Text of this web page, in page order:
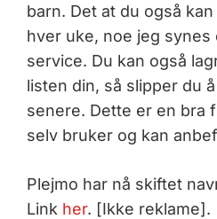
barn. Det at du også
hver uke, noe jeg
service. Du kan også
listen din, så slipper du
senere. Dette er en bra
selv bruker og kan
Plejmo har nå skiftet
Link her. [Ikke reklame].